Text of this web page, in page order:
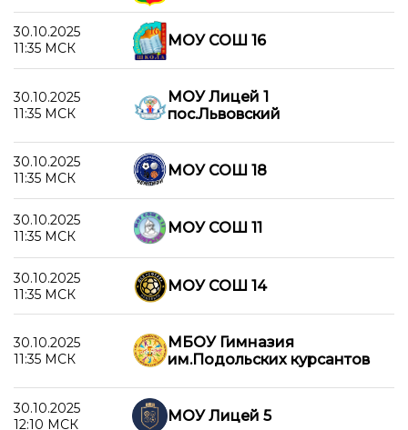
30.10.2025
11:35 МСК
МОУ СОШ 16
30.10.2025
11:35 МСК
МОУ Лицей 1
пос.Львовский
30.10.2025
11:35 МСК
МОУ СОШ 18
30.10.2025
11:35 МСК
МОУ СОШ 11
30.10.2025
11:35 МСК
МОУ СОШ 14
30.10.2025
11:35 МСК
МБОУ Гимназия
им.Подольских курсантов
30.10.2025
12:10 МСК
МОУ Лицей 5